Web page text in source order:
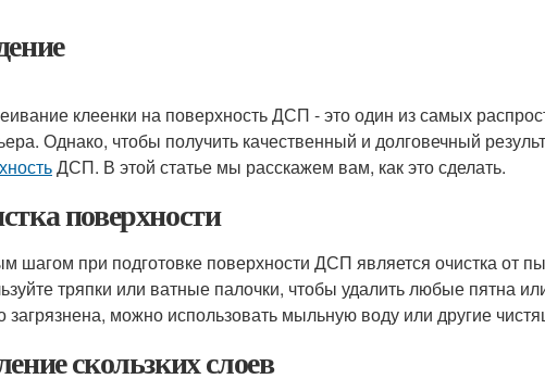
клеенки на поверхность ДСП - это один из самых
Однако, чтобы получить качественный и долговечный
ДСП. В этой статье мы расскажем вам, как это сделать.
поверхности
шагом при подготовке поверхности ДСП является очистка от
тряпки или ватные палочки, чтобы удалить любые пятна
загрязнена, можно использовать мыльную воду или другие
скользких слоев